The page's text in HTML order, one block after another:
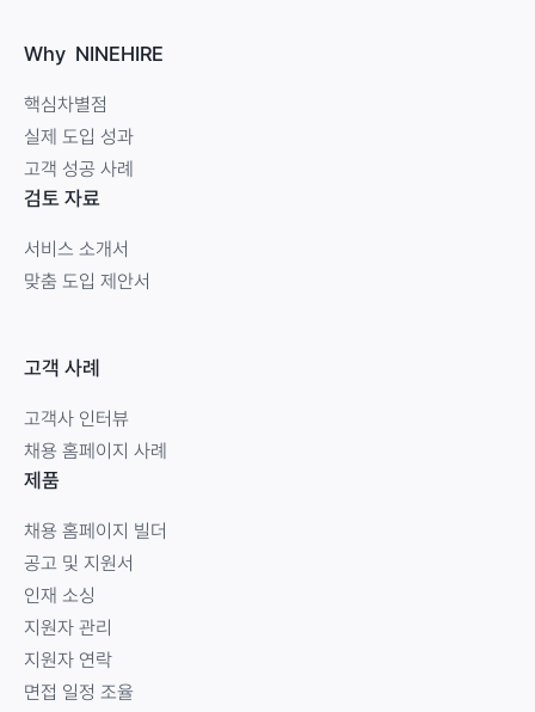
Why NINEHIRE
핵심차별점
실제 도입 성과
고객 성공 사례
검토 자료
서비스 소개서
맞춤 도입 제안서
고객 사례
고객사 인터뷰
채용 홈페이지 사례
제품
채용 홈페이지 빌더
공고 및 지원서
인재 소싱
지원자 관리
지원자 연락
면접 일정 조율